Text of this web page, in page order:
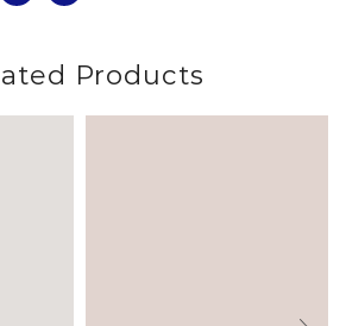
Products